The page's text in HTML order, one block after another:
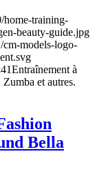
home-training-
beauty-guide.jpg
cm-models-logo-
Entraînement à
et autres.
Bella